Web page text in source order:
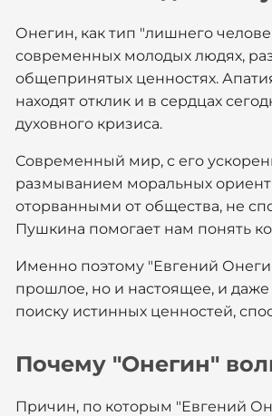
Онегин, как тип "лишнего
современных молодых людях,
общепринятых ценностях.
находят отклик и в сердцах
духовного кризиса.
Современный мир, с его
размыванием моральных
оторванными от общества, не
Пушкина помогает нам понять
Именно поэтому "Евгений
прошлое, но и настоящее, и
поиску истинных ценностей,
Почему "Онегин"
Причин, по которым "Евгений